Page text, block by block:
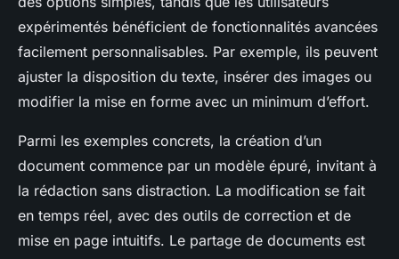
expérimentés bénéficient de fonctionnalités avancées
facilement personnalisables. Par exemple, ils peuvent
ajuster la disposition du texte, insérer des images ou
modifier la mise en forme avec un minimum d’effort.
Parmi les exemples concrets, la création d’un
document commence par un modèle épuré, invitant à
la rédaction sans distraction. La modification se fait
en temps réel, avec des outils de correction et de
mise en page intuitifs. Le partage de documents est